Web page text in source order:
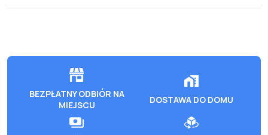
BEZPŁATNY ODBIÓR NA
MIEJSCU
DOSTAWA DO DOMU